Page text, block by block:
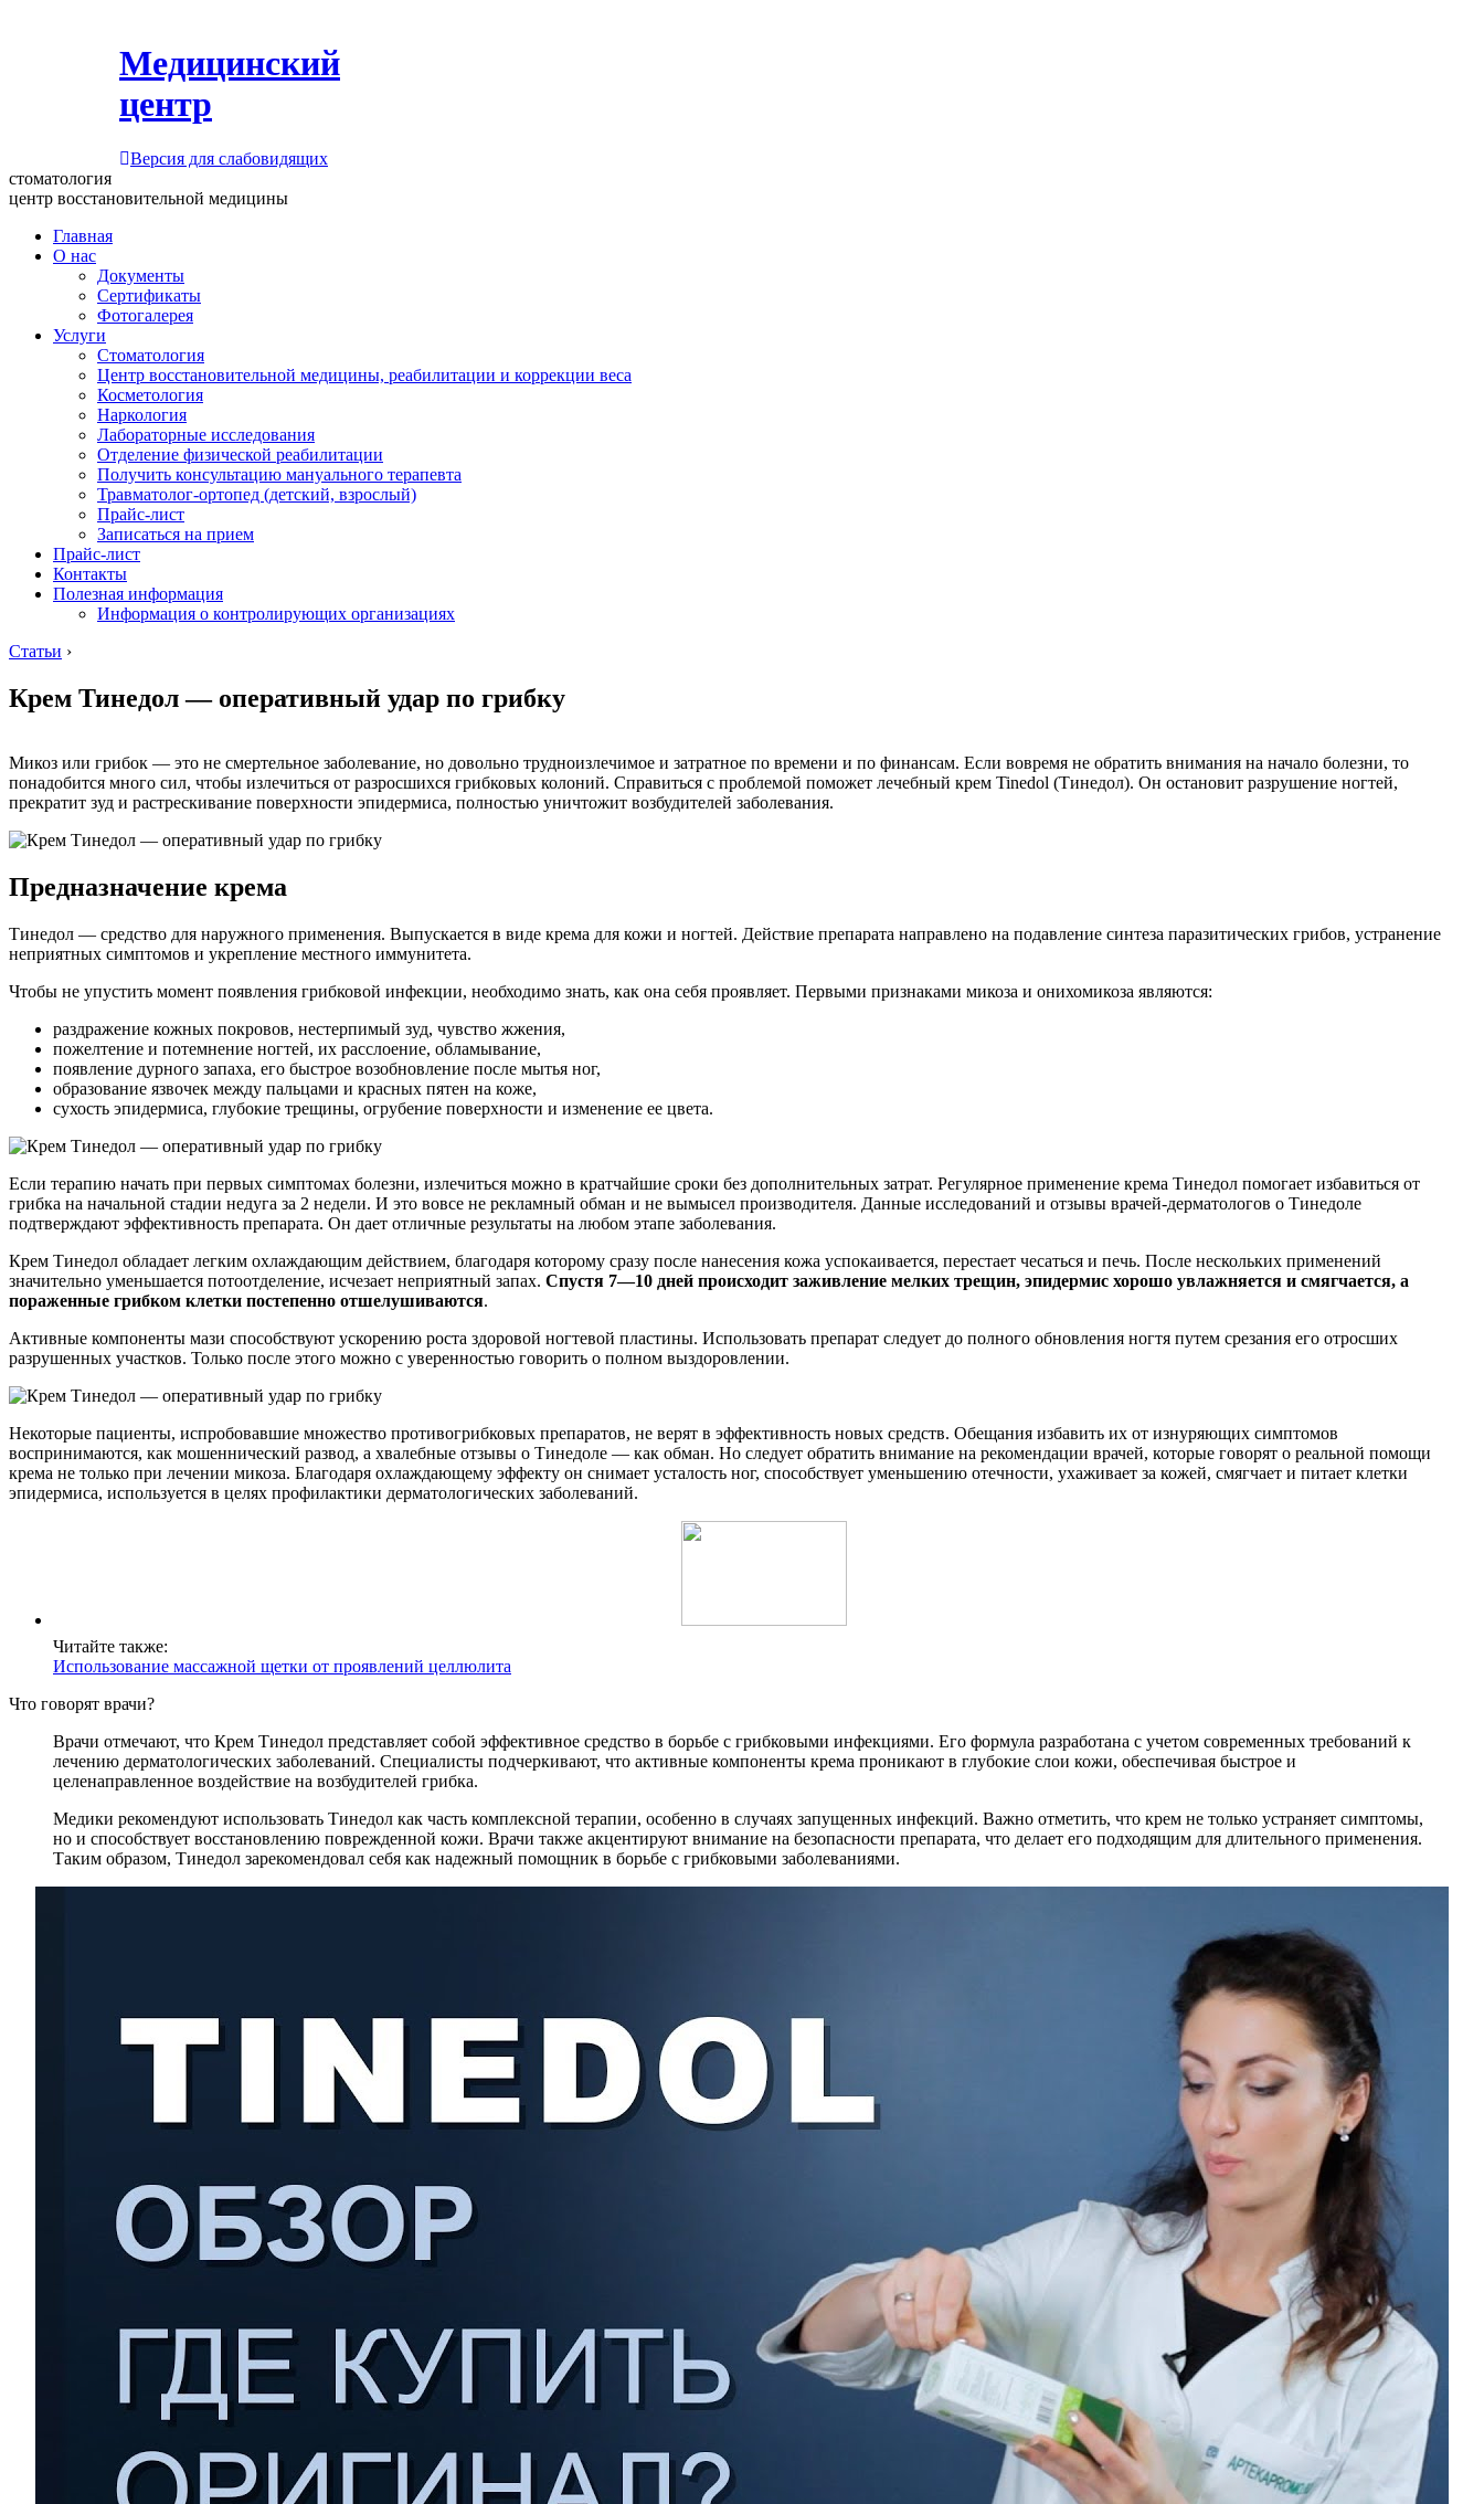
Медицинский
центр
Версия для слабовидящих
стоматология
центр восстановительной медицины
Главная
О нас
Документы
Сертификаты
Фотогалерея
Услуги
Стоматология
Центр восстановительной медицины, реабилитации и коррекции веса
Косметология
Наркология
Лабораторные исследования
Отделение физической реабилитации
Получить консультацию мануального терапевта
Травматолог-ортопед (детский, взрослый)
Прайс-лист
Записаться на прием
Прайс-лист
Контакты
Полезная информация
Информация о контролирующих организациях
Статьи ›
Крем Тинедол — оперативный удар по грибку
Микоз или грибок — это не смертельное заболевание, но довольно трудноизлечимое и затратное по времени и по финансам. Если вовремя не обратить внимания на начало болезни, то
понадобится много сил, чтобы излечиться от разросшихся грибковых колоний. Справиться с проблемой поможет лечебный крем Tinedol (Тинедол). Он остановит разрушение ногтей,
прекратит зуд и растрескивание поверхности эпидермиса, полностью уничтожит возбудителей заболевания.
Предназначение крема
Тинедол — средство для наружного применения. Выпускается в виде крема для кожи и ногтей. Действие препарата направлено на подавление синтеза паразитических грибов, устранение
неприятных симптомов и укрепление местного иммунитета.
Чтобы не упустить момент появления грибковой инфекции, необходимо знать, как она себя проявляет. Первыми признаками микоза и онихомикоза являются:
раздражение кожных покровов, нестерпимый зуд, чувство жжения,
пожелтение и потемнение ногтей, их расслоение, обламывание,
появление дурного запаха, его быстрое возобновление после мытья ног,
образование язвочек между пальцами и красных пятен на коже,
сухость эпидермиса, глубокие трещины, огрубение поверхности и изменение ее цвета.
Если терапию начать при первых симптомах болезни, излечиться можно в кратчайшие сроки без дополнительных затрат. Регулярное применение крема Тинедол помогает избавиться от
грибка на начальной стадии недуга за 2 недели. И это вовсе не рекламный обман и не вымысел производителя. Данные исследований и отзывы врачей-дерматологов о Тинедоле
подтверждают эффективность препарата. Он дает отличные результаты на любом этапе заболевания.
Крем Тинедол обладает легким охлаждающим действием, благодаря которому сразу после нанесения кожа успокаивается, перестает чесаться и печь. После нескольких применений
значительно уменьшается потоотделение, исчезает неприятный запах. Спустя 7—10 дней происходит заживление мелких трещин, эпидермис хорошо увлажняется и смягчается, а
пораженные грибком клетки постепенно отшелушиваются.
Активные компоненты мази способствуют ускорению роста здоровой ногтевой пластины. Использовать препарат следует до полного обновления ногтя путем срезания его отросших
разрушенных участков. Только после этого можно с уверенностью говорить о полном выздоровлении.
Некоторые пациенты, испробовавшие множество противогрибковых препаратов, не верят в эффективность новых средств. Обещания избавить их от изнуряющих симптомов
воспринимаются, как мошеннический развод, а хвалебные отзывы о Тинедоле — как обман. Но следует обратить внимание на рекомендации врачей, которые говорят о реальной помощи
крема не только при лечении микоза. Благодаря охлаждающему эффекту он снимает усталость ног, способствует уменьшению отечности, ухаживает за кожей, смягчает и питает клетки
эпидермиса, используется в целях профилактики дерматологических заболеваний.
Читайте также:
Использование массажной щетки от проявлений целлюлита
Что говорят врачи?
Врачи отмечают, что Крем Тинедол представляет собой эффективное средство в борьбе с грибковыми инфекциями. Его формула разработана с учетом современных требований к
лечению дерматологических заболеваний. Специалисты подчеркивают, что активные компоненты крема проникают в глубокие слои кожи, обеспечивая быстрое и
целенаправленное воздействие на возбудителей грибка.
Медики рекомендуют использовать Тинедол как часть комплексной терапии, особенно в случаях запущенных инфекций. Важно отметить, что крем не только устраняет симптомы,
но и способствует восстановлению поврежденной кожи. Врачи также акцентируют внимание на безопасности препарата, что делает его подходящим для длительного применения.
Таким образом, Тинедол зарекомендовал себя как надежный помощник в борьбе с грибковыми заболеваниями.